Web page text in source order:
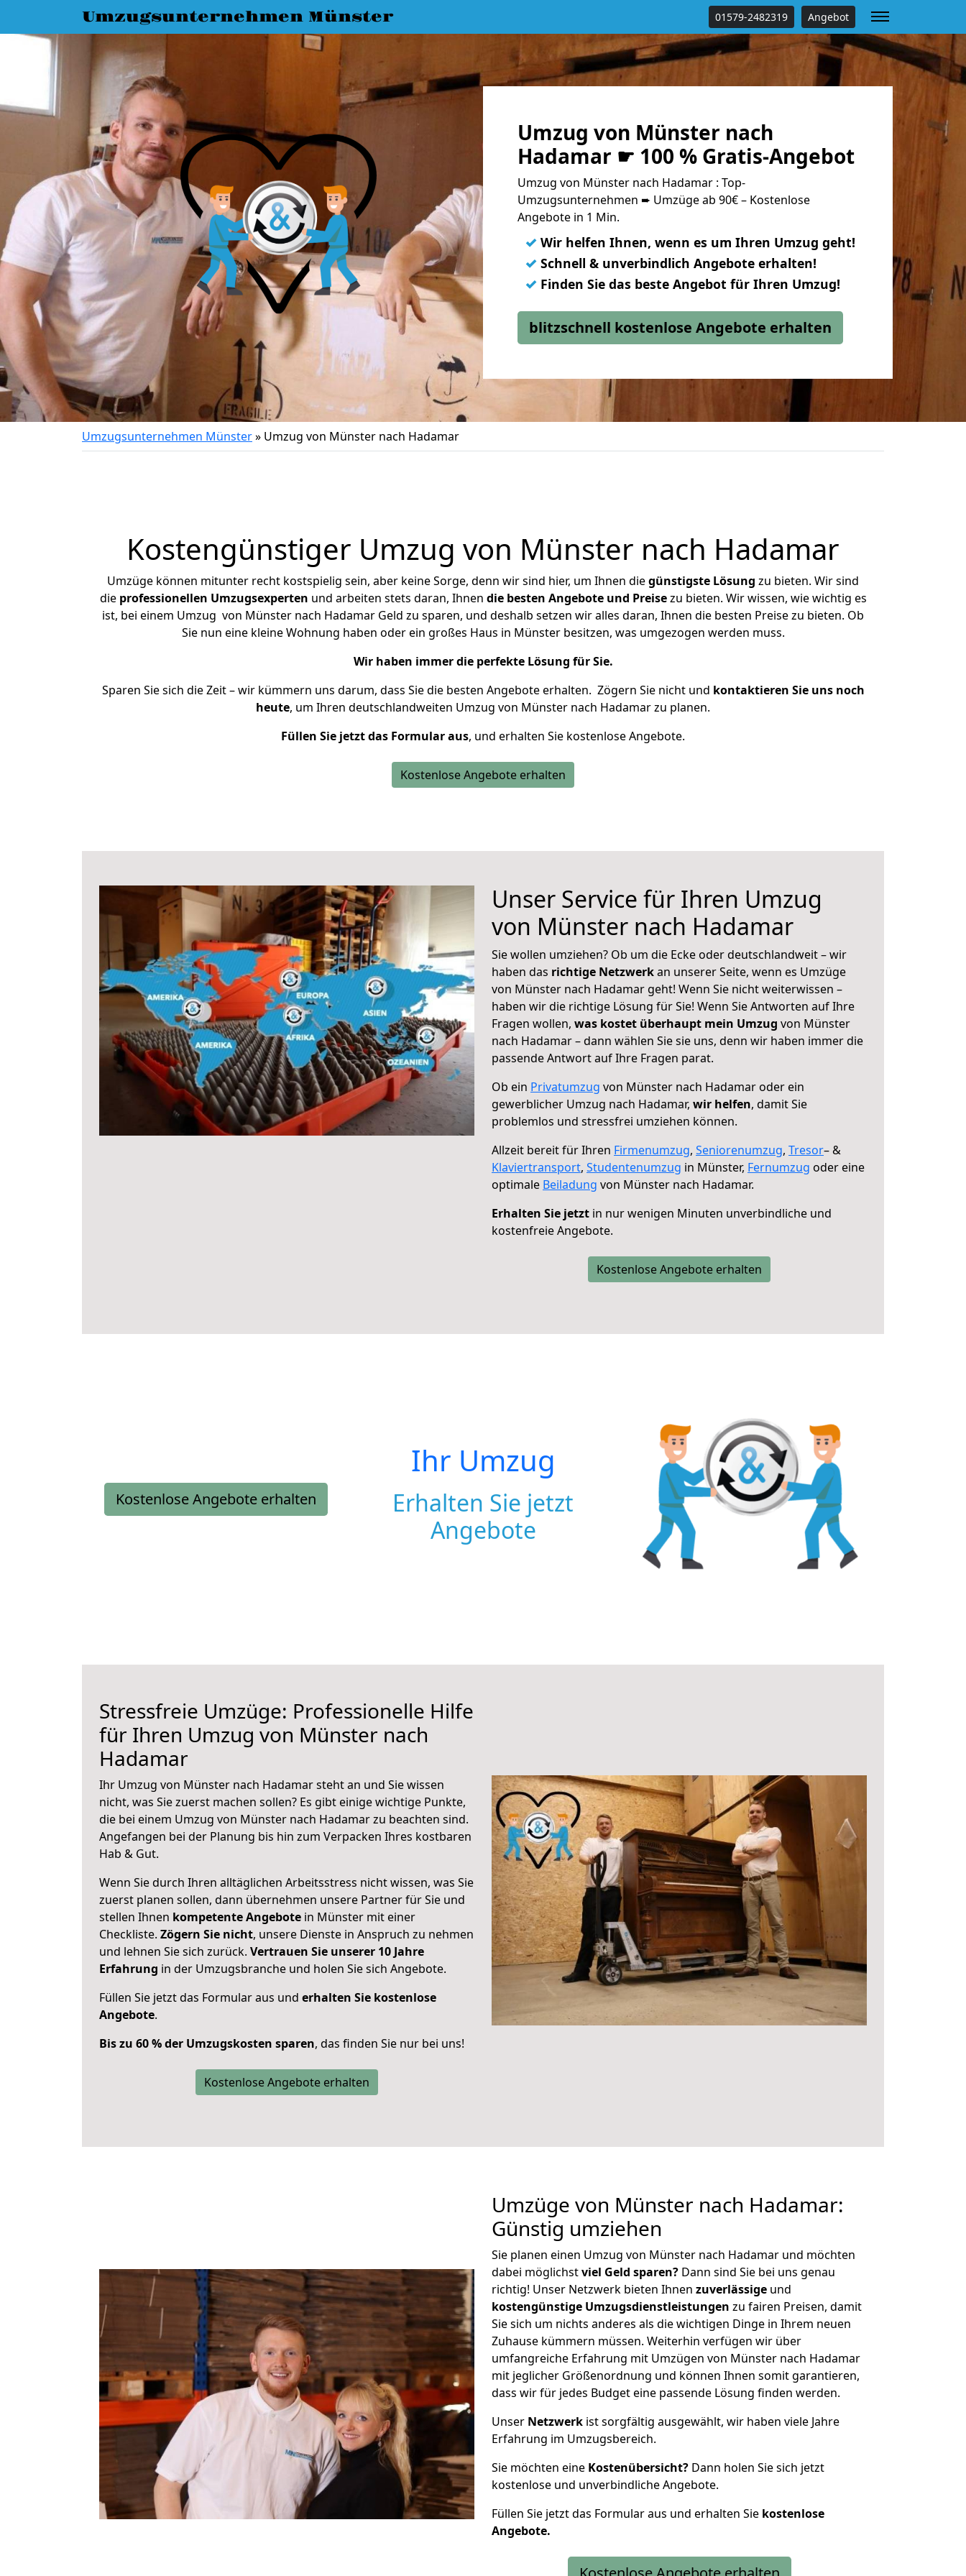
Umzugsunternehmen Münster 01579-2482319 Angebot
Umzug von Münster nach
Hadamar ☛ 100 % Gratis-Angebot
Umzug von Münster nach Hadamar : Top-
Umzugsunternehmen ➨ Umzüge ab 90€ – Kostenlose
Angebote in 1 Min.
✓ Wir helfen Ihnen, wenn es um Ihren Umzug geht!
✓ Schnell & unverbindlich Angebote erhalten!
✓ Finden Sie das beste Angebot für Ihren Umzug!
blitzschnell kostenlose Angebote erhalten
Umzugsunternehmen Münster» Umzug von Münster nach Hadamar
Kostengünstiger Umzug von Münster nach Hadamar
Umzüge können mitunter recht kostspielig sein, aber keine Sorge, denn wir sind hier, um Ihnen diegünstigste Lösung zu bieten. Wir sind
die professionellen Umzugsexperten und arbeiten stets daran, Ihnen die besten Angebote und Preisezu bieten. Wir wissen, wie wichtig es
ist, bei einem Umzug von Münster nach Hadamar Geld zu sparen, und deshalb setzen wir alles daran, Ihnen die besten Preise zu bieten. Ob
Sie nun eine kleine Wohnung haben oder ein großes Haus in Münster besitzen, was umgezogen werden muss.
Wir haben immer die perfekte Lösung für Sie.
Sparen Sie sich die Zeit – wir kümmern uns darum, dass Sie die besten Angebote erhalten. Zögern Sie nicht und kontaktieren Sie uns noch
heute, um Ihren deutschlandweiten Umzug von Münster nach Hadamar zu planen.
Füllen Sie jetzt das Formular aus, und erhalten Sie kostenlose Angebote.
Kostenlose Angebote erhalten
Unser Service für Ihren Umzug
von Münster nach Hadamar
Sie wollen umziehen? Ob um die Ecke oder deutschlandweit – wir
haben das richtige Netzwerkan unserer Seite, wenn es Umzüge
von Münster nach Hadamar geht! Wenn Sie nicht weiterwissen –
haben wir die richtige Lösung für Sie! Wenn Sie Antworten auf Ihre
Fragen wollen, was kostet überhaupt mein Umzug von Münster
nach Hadamar – dann wählen Sie sie uns, denn wir haben immer die
passende Antwort auf Ihre Fragen parat.
Ob ein Privatumzug von Münster nach Hadamar oder ein
gewerblicher Umzug nach Hadamar, wir helfen, damit Sie
problemlos und stressfrei umziehen können.
Allzeit bereit für Ihren Firmenumzug, Seniorenumzug, Tresor– &
Klaviertransport, Studentenumzug in Münster, Fernumzug oder eine
optimale Beiladung von Münster nach Hadamar.
Erhalten Sie jetzt in nur wenigen Minuten unverbindliche und
kostenfreie Angebote.
Kostenlose Angebote erhalten
Kostenlose Angebote erhalten
Ihr Umzug
Erhalten Sie jetzt
Angebote
Stressfreie Umzüge: Professionelle Hilfe
für Ihren Umzug von Münster nach
Hadamar
Ihr Umzug von Münster nach Hadamar steht an und Sie wissen
nicht, was Sie zuerst machen sollen? Es gibt einige wichtige Punkte,
die bei einem Umzug von Münster nach Hadamar zu beachten sind.
Angefangen bei der Planung bis hin zum Verpacken Ihres kostbaren
Hab & Gut.
Wenn Sie durch Ihren alltäglichen Arbeitsstress nicht wissen, was Sie
zuerst planen sollen, dann übernehmen unsere Partner für Sie und
stellen Ihnen kompetente Angebote in Münster mit einer
Checkliste. Zögern Sie nicht, unsere Dienste in Anspruch zu nehmen
und lehnen Sie sich zurück. Vertrauen Sie unserer 10 Jahre
Erfahrung in der Umzugsbranche und holen Sie sich Angebote.
Füllen Sie jetzt das Formular aus und erhalten Sie kostenlose
Angebote.
Bis zu 60 % der Umzugskosten sparen, das finden Sie nur bei uns!
Kostenlose Angebote erhalten
Umzüge von Münster nach Hadamar:
Günstig umziehen
Sie planen einen Umzug von Münster nach Hadamar und möchten
dabei möglichstviel Geld sparen? Dann sind Sie bei uns genau
richtig! Unser Netzwerk bieten Ihnen zuverlässige und
kostengünstige Umzugsdienstleistungen zu fairen Preisen, damit
Sie sich um nichts anderes als die wichtigen Dinge in Ihrem neuen
Zuhause kümmern müssen. Weiterhin verfügen wir über
umfangreiche Erfahrung mit Umzügen von Münster nach Hadamar
mit jeglicher Größenordnung und können Ihnen somit garantieren,
dass wir für jedes Budget eine passende Lösung finden werden.
Unser Netzwerk ist sorgfältig ausgewählt, wir haben viele Jahre
Erfahrung im Umzugsbereich.
Sie möchten eine Kostenübersicht? Dann holen Sie sich jetzt
kostenlose und unverbindliche Angebote.
Füllen Sie jetzt das Formular aus und erhalten Sie kostenlose
Angebote.